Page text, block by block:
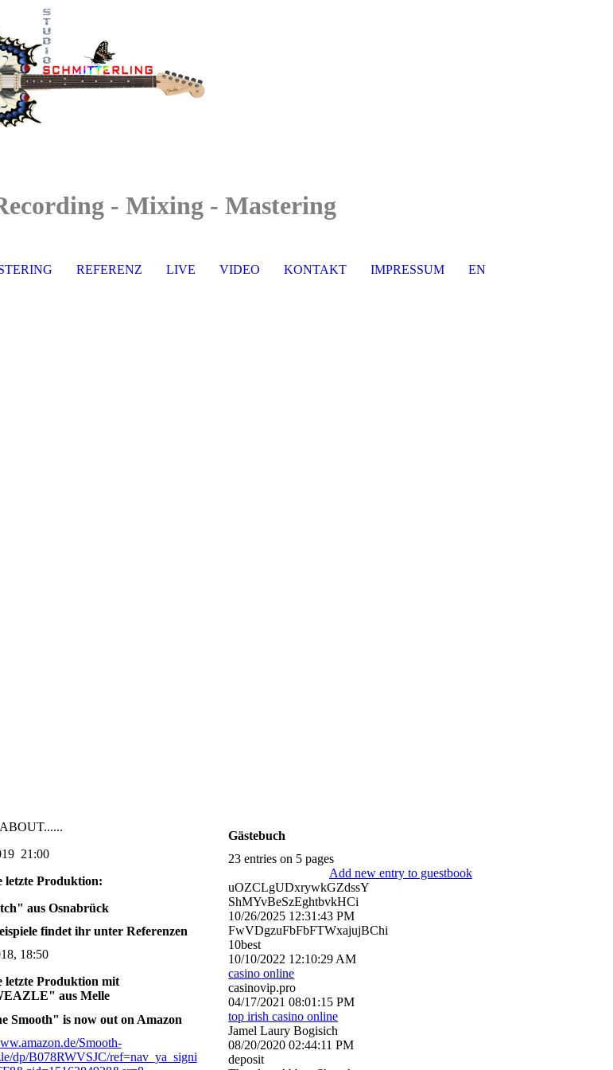
- Mixing - Mastering
REFERENZ LIVE VIDEO KONTAKT IMPRESSUM EN
21:00
letzte Produktion:
aus Osnabrück
findet ihr unter Referenzen
18:50
letzte Produktion mit
aus Melle
Smooth" is now out on Amazon
Smooth-
dp/B078RWVSJC/ref=nav_ya_signi
Gästebuch
23 entries on 5 pages
Add new entry to guestbook
uOZCLgUDxrywkGZdssY
ShMYvBeSzEghtbvkHCi
10/26/2025 12:31:43 PM
FwVDgzuFbFbFTWxajujBChi
10best
10/10/2022 12:10:29 AM
casino online
casinovip.pro
04/17/2021 08:01:15 PM
top irish casino online
Jamel Laury Bogisich
08/20/2020 02:44:11 PM
deposit